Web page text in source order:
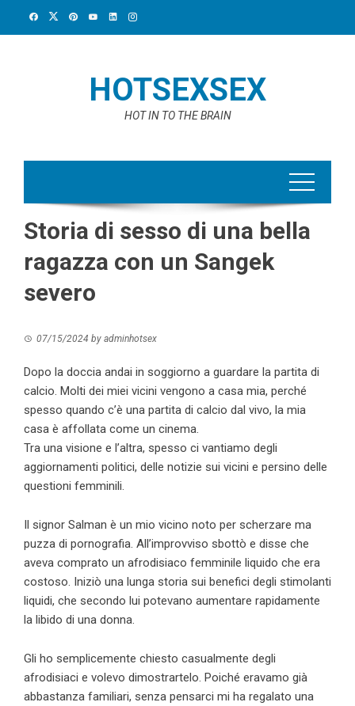
HOTSEXSEX
HOT IN TO THE BRAIN
Storia di sesso di una bella
ragazza con un Sangek
severo
07/15/2024 by adminhotsex
Dopo la doccia andai in soggiorno a guardare la partita di
calcio. Molti dei miei vicini vengono a casa mia, perché
spesso quando c’è una partita di calcio dal vivo, la mia
casa è affollata come un cinema.
Tra una visione e l’altra, spesso ci vantiamo degli
aggiornamenti politici, delle notizie sui vicini e persino delle
questioni femminili.
Il signor Salman è un mio vicino noto per scherzare ma
puzza di pornografia. All’improvviso sbottò e disse che
aveva comprato un afrodisiaco femminile liquido che era
costoso. Iniziò una lunga storia sui benefici degli stimolanti
liquidi, che secondo lui potevano aumentare rapidamente
la libido di una donna.
Gli ho semplicemente chiesto casualmente degli
afrodisiaci e volevo dimostrartelo. Poiché eravamo già
abbastanza familiari, senza pensarci mi ha regalato una